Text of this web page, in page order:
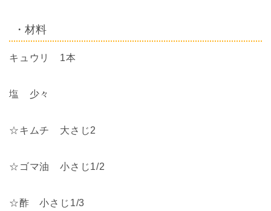
・材料
キュウリ 1本
塩 少々
☆キムチ 大さじ2
☆ゴマ油 小さじ1/2
☆酢 小さじ1/3